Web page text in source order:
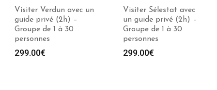
Visiter Sélestat avec
un guide privé (2h) –
Groupe de 1 à 30
personnes
299.00€
Visiter Metz avec un
guide privé (2h) –
Groupe de 1 à 30
personnes
299.00€